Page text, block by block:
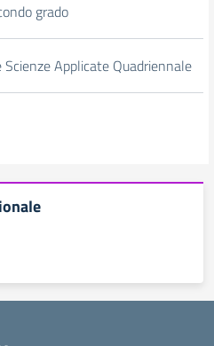
grado
Applicate Quadriennale